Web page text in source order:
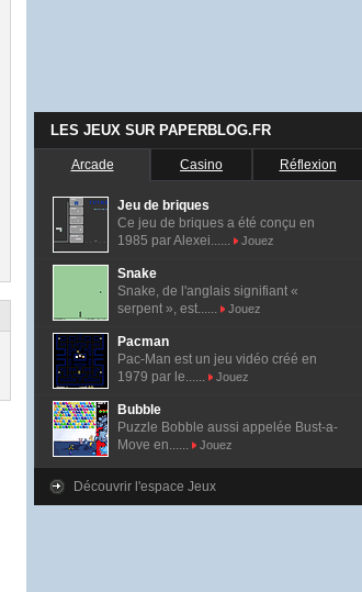
LES JEUX SUR PAPERBLOG.FR
Arcade Casino Réflexion
Jeu de briques
Ce jeu de briques a été conçu en
1985 par Alexei......
Jouez
Snake
Snake, de l'anglais signifiant «
serpent », est......
Jouez
Pacman
Pac-Man est un jeu vidéo créé en
1979 par le......
Jouez
Bubble
Puzzle Bobble aussi appelée Bust-a-
Move en......
Jouez
Découvrir l'espace Jeux